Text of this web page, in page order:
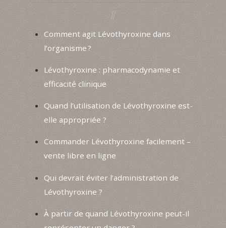
Comment agit Lévothyroxine dans
l’organisme ?
Lévothyroxine : pharmacodynamie et
efficacité clinique
Quand l’utilisation de Lévothyroxine est-
elle appropriée ?
Commander Lévothyroxine facilement –
vente libre en ligne
Qui devrait éviter l’administration de
Lévothyroxine ?
À partir de quand Lévothyroxine peut-il